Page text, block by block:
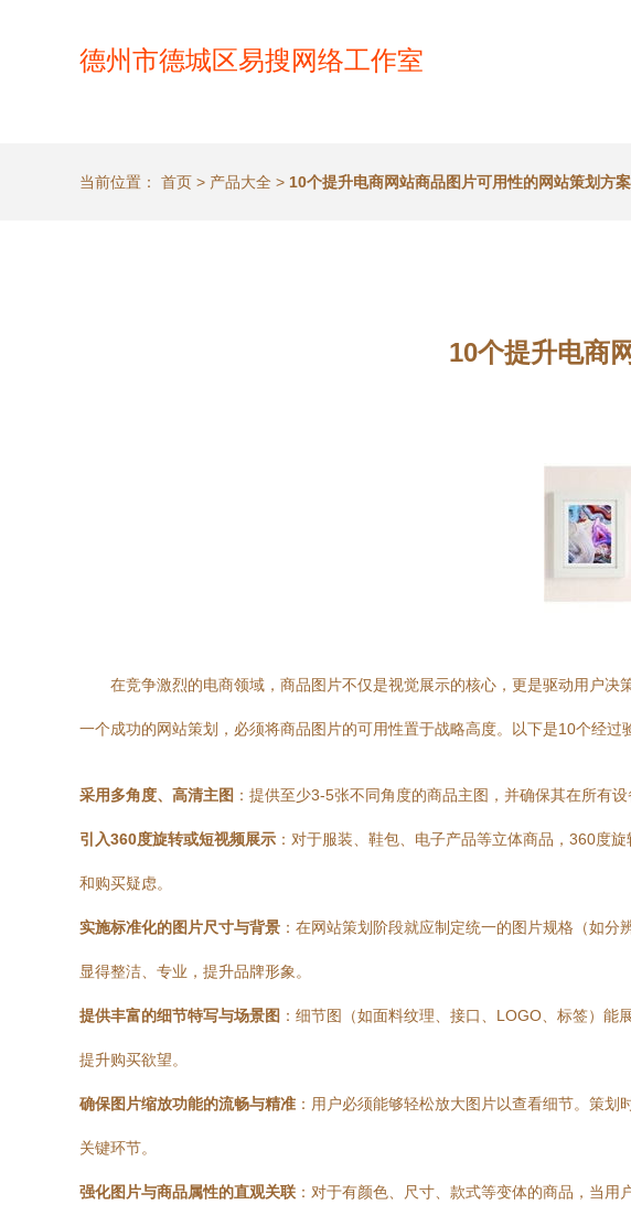
德州市德城区易搜网络工作室
当前位置： 首页 > 产品大全 > 10个提升电商网站商品图片可用性的网站策划方案
10个提升电商
在竞争激烈的电商领域，商品图片不仅是视觉展示的核心，更是驱动用户
一个成功的网站策划，必须将商品图片的可用性置于战略高度。以下是10个经过
采用多角度、高清主图 ：提供至少3-5张不同角度的商品主图，并确保其在所有
引入360度旋转或短视频展示 ：对于服装、鞋包、电子产品等立体商品，360度
和购买疑虑。
实施标准化的图片尺寸与背景 ：在网站策划阶段就应制定统一的图片规格（如
显得整洁、专业，提升品牌形象。
提供丰富的细节特写与场景图 ：细节图（如面料纹理、接口、LOGO、标签）
提升购买欲望。
确保图片缩放功能的流畅与精准 ：用户必须能够轻松放大图片以查看细节。策
关键环节。
强化图片与商品属性的直观关联 ：对于有颜色、尺寸、款式等变体的商品，当